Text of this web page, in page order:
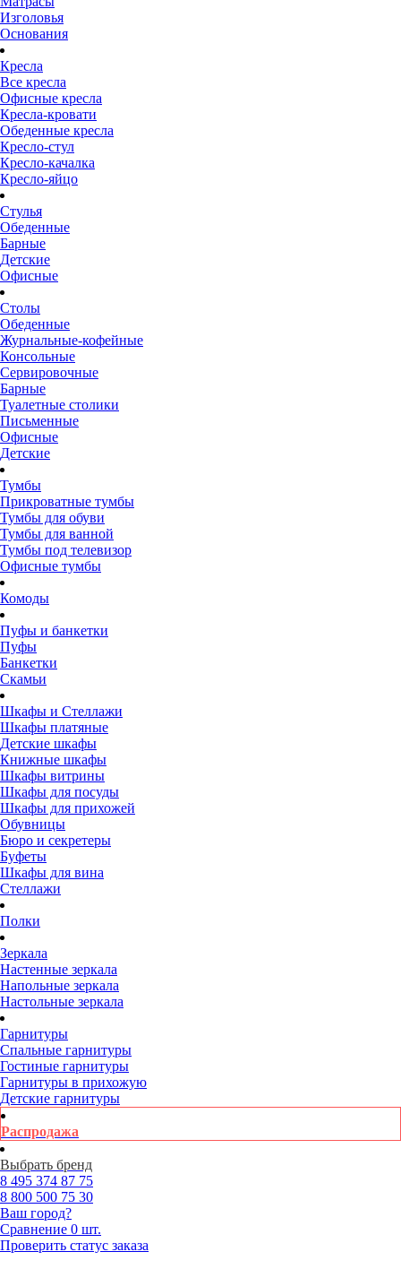
Изголовья
Основания
Кресла
Все кресла
Офисные кресла
Кресла-кровати
Обеденные кресла
Кресло-стул
Кресло-качалка
Кресло-яйцо
Стулья
Обеденные
Барные
Детские
Офисные
Столы
Обеденные
Журнальные-кофейные
Консольные
Сервировочные
Барные
Туалетные столики
Письменные
Офисные
Детские
Тумбы
Прикроватные тумбы
Тумбы для обуви
Тумбы для ванной
Тумбы под телевизор
Офисные тумбы
Комоды
Пуфы и банкетки
Пуфы
Банкетки
Скамьи
Шкафы и Стеллажи
Шкафы платяные
Детские шкафы
Книжные шкафы
Шкафы витрины
Шкафы для посуды
Шкафы для прихожей
Обувницы
Бюро и секретеры
Буфеты
Шкафы для вина
Стеллажи
Полки
Зеркала
Настенные зеркала
Напольные зеркала
Настольные зеркала
Гарнитуры
Спальные гарнитуры
Гостиные гарнитуры
Гарнитуры в прихожую
Детские гарнитуры
Распродажа
Выбрать бренд
8 495 374 87 75
8 800 500 75 30
Ваш город?
Сравнение 0 шт.
Проверить статус заказа